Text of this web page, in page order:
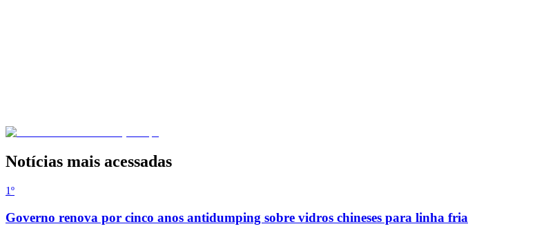
Notícias mais acessadas
1º
Governo renova por cinco anos antidumping sobre vidros chineses para linha fria